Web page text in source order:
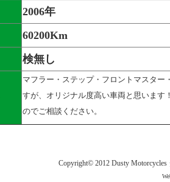
2006年
60200Km
検無し
マフラー・ステップ・フロントマスタ
すが、オリジナル度高い車両と思います
のでご相談ください。
Copyright© 2012 Dusty